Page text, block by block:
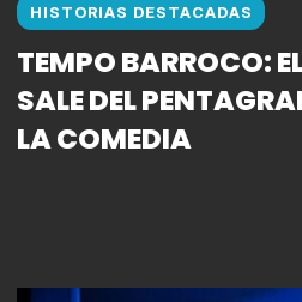
HISTORIAS DESTACADAS
TEMPO BARROCO:
SALE DEL
LA COMEDIA